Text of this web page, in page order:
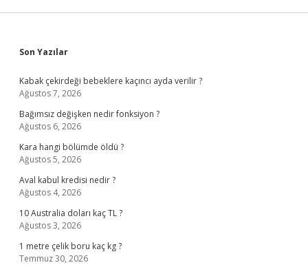
Sidebar
Son Yazılar
Kabak çekirdeği bebeklere kaçıncı ayda verilir ?
Ağustos 7, 2026
Bağımsız değişken nedir fonksiyon ?
Ağustos 6, 2026
Kara hangi bölümde öldü ?
Ağustos 5, 2026
Aval kabul kredisi nedir ?
Ağustos 4, 2026
10 Australia doları kaç TL ?
Ağustos 3, 2026
1 metre çelik boru kaç kg ?
Temmuz 30, 2026